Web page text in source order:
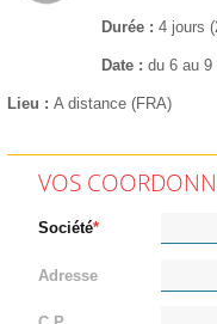
Durée 4 jours
Date du 6 au 9
Lieu A distance (FRA)
VOS
Société
Adresse